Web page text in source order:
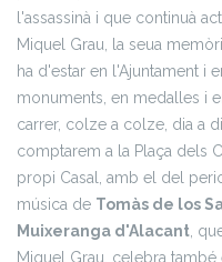
l'assassinà i que continuà
Miquel Grau, la seua
ha d'estar en l'Ajuntament i
monuments, en medalles i
carrer, colze a colze, dia a
comptarem a la Plaça dels
propi Casal, amb el del
música de Tomàs de los
Muixeranga d'Alacant ,
Miquel Grau, celebra també